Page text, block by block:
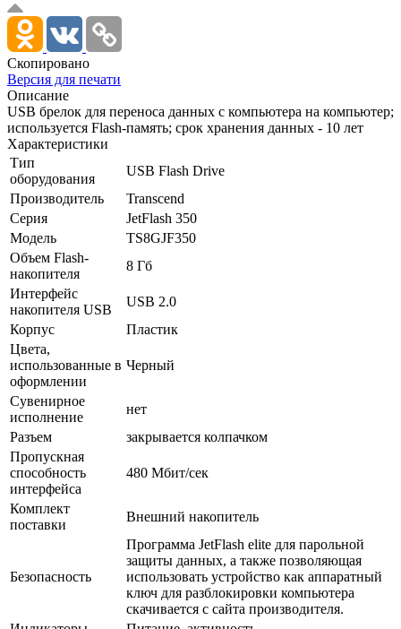
Скопировано
Версия для печати
Описание
USB брелок для переноса данных с компьютера на компьютер;
используется Flash-память; срок хранения данных - 10 лет
Характеристики
Тип
оборудования
USB Flash Drive
Производитель
Transcend
Серия
JetFlash 350
Модель
TS8GJF350
Объем Flash-
накопителя
8 Гб
Интерфейс
накопителя USB
USB 2.0
Корпус
Пластик
Цвета,
использованные в
оформлении
Черный
Сувенирное
исполнение
нет
Разъем
закрывается колпачком
Пропускная
способность
интерфейса
480 Мбит/­сек
Комплект
поставки
Внешний накопитель
Безопасность
Программа JetFlash elite для парольной
защиты данных, а также позволяющая
использовать устройство как аппаратный
ключ для разблокировки компьютера
скачивается с сайта производителя.